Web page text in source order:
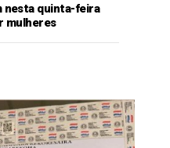
nesta quinta-feira
mulheres